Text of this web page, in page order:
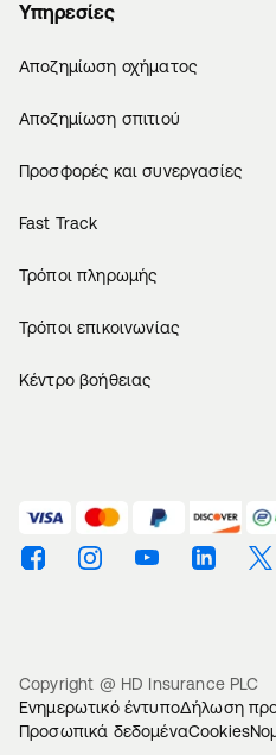
Υπηρεσίες
Αποζημίωση οχήματος
Αποζημίωση σπιτιού
Προσφορές και συνεργασίες
Fast Track
Τρόποι πληρωμής
Τρόποι επικοινωνίας
Κέντρο βοήθειας
Βρείτε μας στο Facebook
Βρείτε μας στο
Βρείτε μας στο
Βρείτε
Copyright @ HD Insurance PLC
Ενημερωτικό έντυποΔήλωση
Προσωπικά δεδομέναCookies